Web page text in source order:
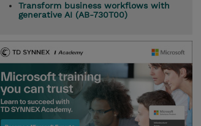
Transform business workflows with
generative AI (AB-730T00)